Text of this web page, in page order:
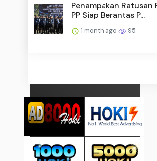
Penampakan
PP Siap Berantas P...
1 month ago 95